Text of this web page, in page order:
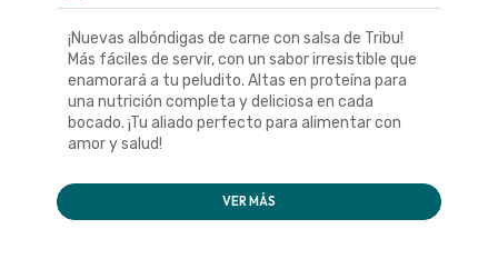
¡Nuevas albóndigas de carne con salsa de Tribu!
Más fáciles de servir, con un sabor irresistible que
enamorará a tu peludito. Altas en proteína para
una nutrición completa y deliciosa en cada
bocado. ¡Tu aliado perfecto para alimentar con
amor y salud!
VER MÁS